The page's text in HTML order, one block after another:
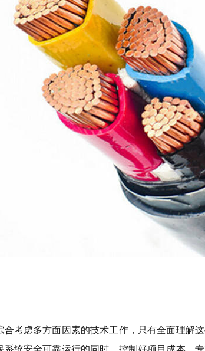
合考虑多方面因素的技术工作，只有全面理解
系统安全可靠运行的同时，控制好项目成本。